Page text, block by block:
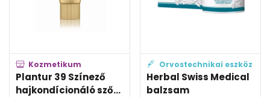
Kozmetikum
Plantur 39 Színező
hajkondícionáló sző...
Orvostechnikai eszköz
Herbal Swiss Medical
balzsam